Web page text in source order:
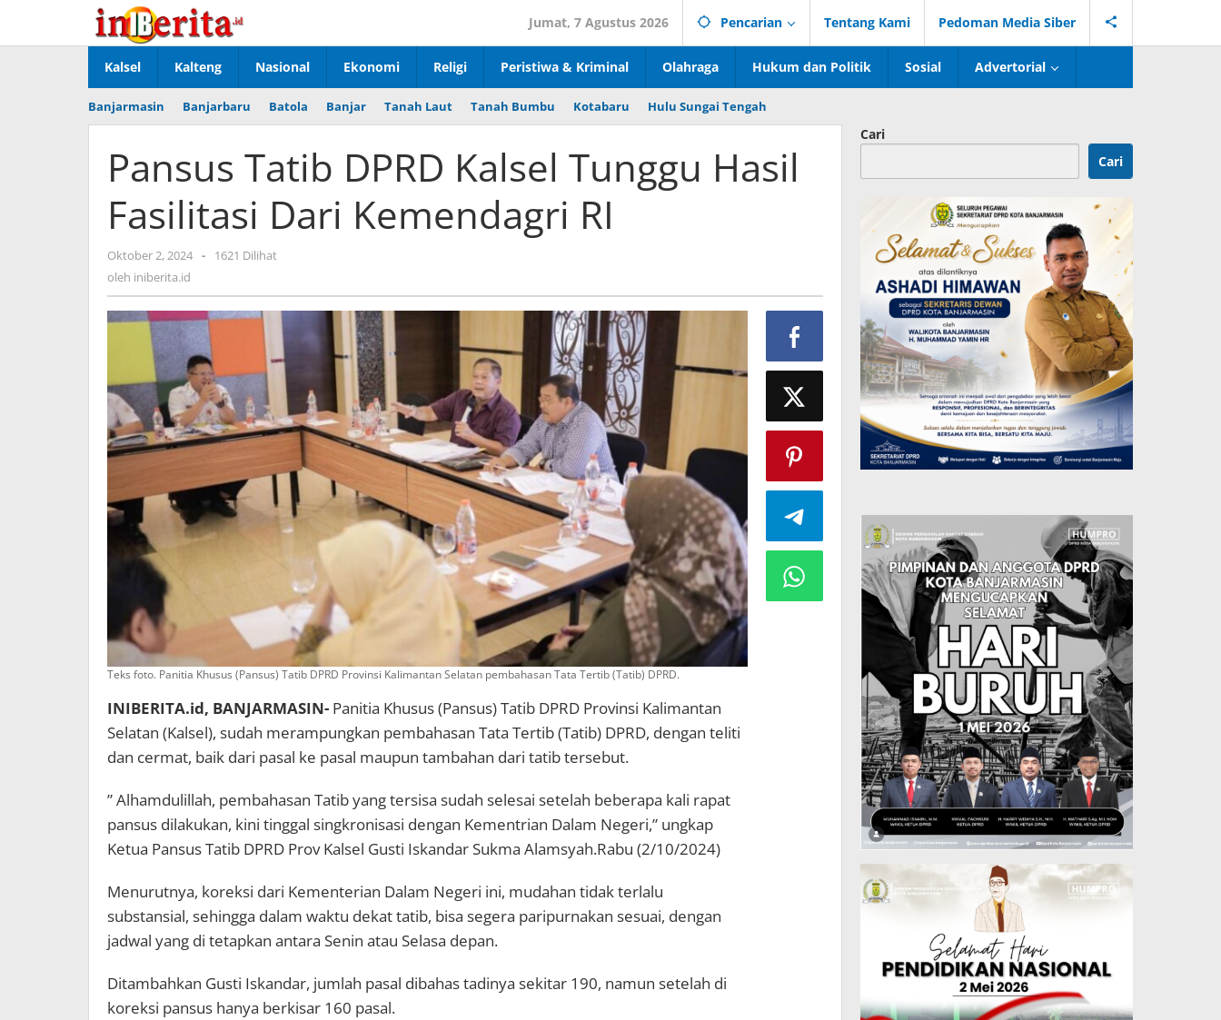
konten
Jumat, 7 Agustus 2026 Pencarian Tentang Kami Pedoman Media Siber
Kalsel Kalteng Nasional Ekonomi Religi Peristiwa & Kriminal Olahraga Hukum dan Politik Sosial Advertorial
Banjarmasin Banjarbaru Batola Banjar Tanah Laut Tanah Bumbu Kotabaru Hulu Sungai Tengah
Pansus Tatib DPRD Kalsel Tunggu Hasil
Fasilitasi Dari Kemendagri RI
Oktober 2, 2024 oleh
-
1621 Dilihat
oleh iniberita.id
Teks foto. Panitia Khusus (Pansus) Tatib DPRD Provinsi Kalimantan Selatan pembahasan Tata Tertib (Tatib) DPRD.
INIBERITA.id, BANJARMASIN- Panitia Khusus (Pansus) Tatib DPRD Provinsi Kalimantan
Selatan (Kalsel), sudah merampungkan pembahasan Tata Tertib (Tatib) DPRD, dengan teliti
dan cermat, baik dari pasal ke pasal maupun tambahan dari tatib tersebut.
” Alhamdulillah, pembahasan Tatib yang tersisa sudah selesai setelah beberapa kali rapat
pansus dilakukan, kini tinggal singkronisasi dengan Kementrian Dalam Negeri,” ungkap
Ketua Pansus Tatib DPRD Prov Kalsel Gusti Iskandar Sukma Alamsyah.Rabu (2/10/2024)
Menurutnya, koreksi dari Kementerian Dalam Negeri ini, mudahan tidak terlalu
substansial, sehingga dalam waktu dekat tatib, bisa segera paripurnakan sesuai, dengan
jadwal yang di tetapkan antara Senin atau Selasa depan.
Ditambahkan Gusti Iskandar, jumlah pasal dibahas tadinya sekitar 190, namun setelah di
koreksi pansus hanya berkisar 160 pasal.
Cari
Cari